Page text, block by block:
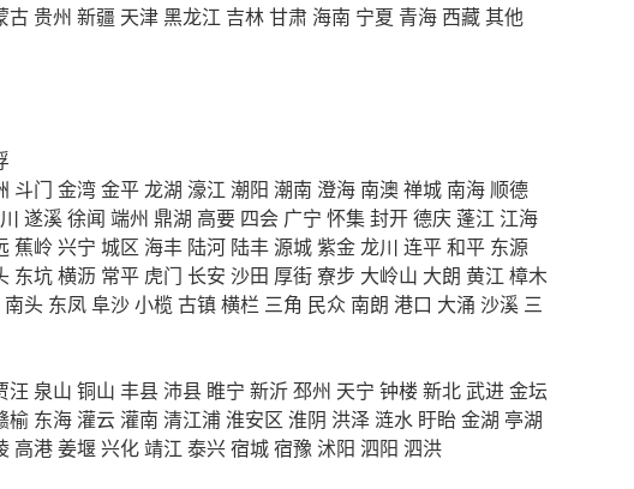
古 贵州 新疆 天津黑龙江 吉林甘肃 海南 宁夏 青海 西藏其他
斗门 金湾金平龙湖 濠江 潮阳 潮南 澄海 南澳禅城 南海 顺德
遂溪徐闻 端州 鼎湖 高要 四会 广宁 怀集封开德庆 蓬江 江海
蕉岭 兴宁 城区 海丰 陆河 陆丰源城紫金龙川 连平和平 东源
东坑横沥 常平 虎门 长安 沙田 厚街寮步 大岭山 大朗 黄江 樟木
南头 东凤阜沙小榄 古镇横栏 三角 民众 南朗 港口 大涌 沙溪 三
汪 泉山 铜山 丰县 沛县 睢宁 新沂邳州 天宁 钟楼 新北武进金坛
榆 东海灌云灌南 清江浦淮安区 淮阴 洪泽 涟水 盱眙金湖 亭湖
高港姜堰兴化靖江 泰兴宿城宿豫 沭阳 泗阳 泗洪